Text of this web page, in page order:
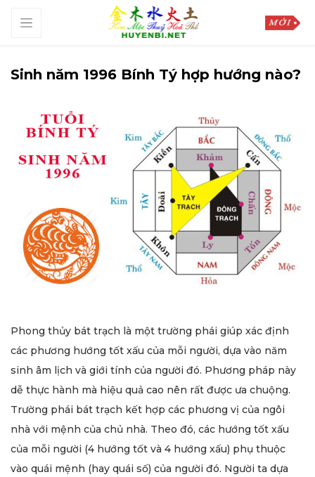
Sinh năm 1996 Bính Tý hợp hướng nào?
Phong thủy bát trạch là một trường phái giúp xác định
các phương hướng tốt xấu của mỗi người, dựa vào năm
sinh âm lịch và giới tính của người đó. Phương pháp này
dễ thực hành mà hiệu quả cao nên rất được ưa chuộng.
Trường phái bát trạch kết hợp các phương vị của ngôi
nhà với mệnh của chủ nhà. Theo đó, các hướng tốt xấu
của mỗi người (4 hướng tốt và 4 hướng xấu) phụ thuộc
vào quái mệnh (hay quái số) của người đó. Người ta dựa